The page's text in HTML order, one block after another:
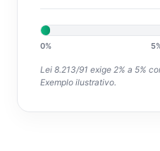
0%
Lei 8.213/91 exige 2% a 5%
Exemplo ilustrativo.